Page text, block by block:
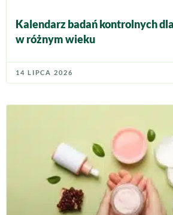
Kalendarz badań kontrolnych
w różnym wieku
14 LIPCA 2026